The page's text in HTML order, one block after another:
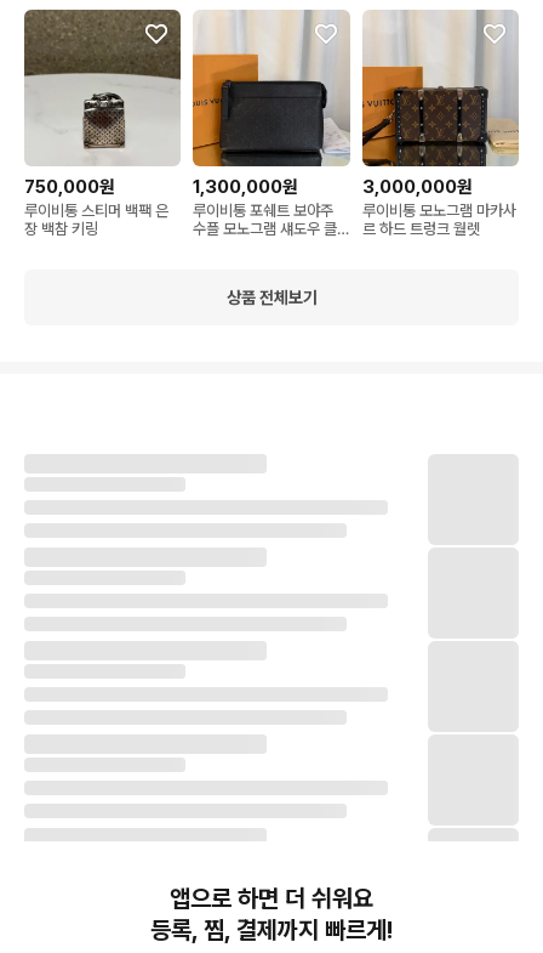
750,000원
루이비통 스티머 백팩 은
장 백참 키링
1,300,000원
루이비통 포쉐트 보야주
수플 모노그램 섀도우 클
3,000,000원
루이비통 모노그램 마카사
르 하드 트렁크 월렛
상품 전체보기
앱으로 하면 더 쉬워요
등록, 찜, 결제까지 빠르게!